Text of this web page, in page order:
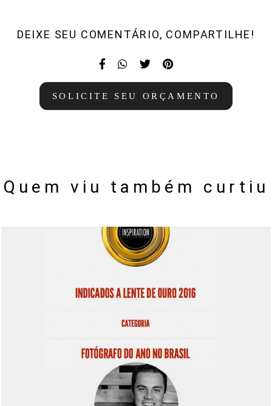
DEIXE SEU COMENTÁRIO, COMPARTILHE!
SOLICITE SEU ORÇAMENTO
Quem viu também curtiu
1835 1